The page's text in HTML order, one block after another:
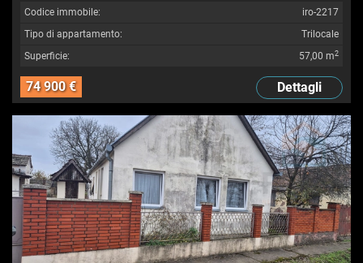
Codice immobile:
iro-2217
Tipo di appartamento:
Trilocale
Superficie:
57,00 m2
74 900 € Dettagli